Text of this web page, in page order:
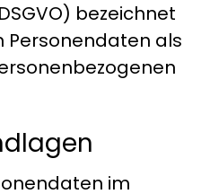
bezeichnet
Personendaten als
im